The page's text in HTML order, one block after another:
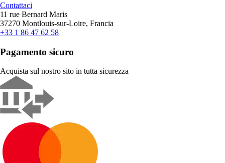
Contattaci
11 rue Bernard Maris
37270 Montlouis-sur-Loire, Francia
+33 1 86 47 62 58
Pagamento sicuro
Acquista sul nostro sito in tutta sicurezza